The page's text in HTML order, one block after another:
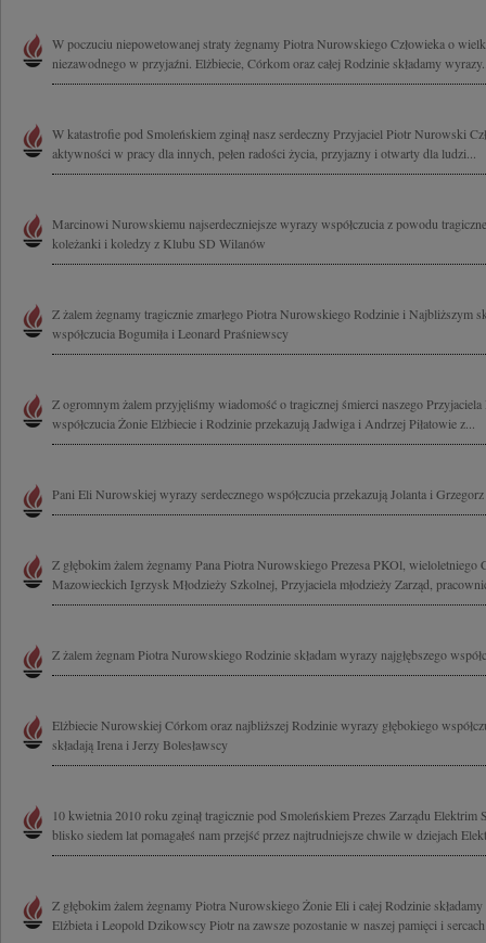
W poczuciu niepowetowanej straty żegnamy Piotra Nurowskiego Człowieka o
niezawodnego w przyjaźni. Elżbiecie, Córkom oraz całej Rodzinie składamy
W katastrofie pod Smoleńskiem zginął nasz serdeczny Przyjaciel Piotr Nurowski
aktywności w pracy dla innych, pełen radości życia, przyjazny i otwarty dla ludzi...
Marcinowi Nurowskiemu najserdeczniejsze wyrazy współczucia z powodu
koleżanki i koledzy z Klubu SD Wilanów
Z żalem żegnamy tragicznie zmarłego Piotra Nurowskiego Rodzinie i Najbliższym
współczucia Bogumiła i Leonard Praśniewscy
Z ogromnym żalem przyjęliśmy wiadomość o tragicznej śmierci naszego
współczucia Żonie Elżbiecie i Rodzinie przekazują Jadwiga i Andrzej Piłatowie z...
Pani Eli Nurowskiej wyrazy serdecznego współczucia przekazują Jolanta i
Z głębokim żalem żegnamy Pana Piotra Nurowskiego Prezesa PKOl, wieloletniego
Mazowieckich Igrzysk Młodzieży Szkolnej, Przyjaciela młodzieży Zarząd,
Z żalem żegnam Piotra Nurowskiego Rodzinie składam wyrazy najgłębszego
Elżbiecie Nurowskiej Córkom oraz najbliższej Rodzinie wyrazy głębokiego
składają Irena i Jerzy Bolesławscy
10 kwietnia 2010 roku zginął tragicznie pod Smoleńskiem Prezes Zarządu
blisko siedem lat pomagałeś nam przejść przez najtrudniejsze chwile w dziejach
Z głębokim żalem żegnamy Piotra Nurowskiego Żonie Eli i całej Rodzinie
Elżbieta i Leopold Dzikowscy Piotr na zawsze pozostanie w naszej pamięci i